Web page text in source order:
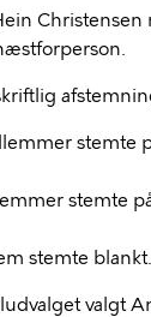
Christensen
stemte
stemte
stemte blankt.
valgt